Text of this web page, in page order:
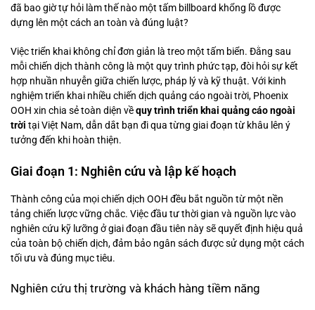
đã bao giờ tự hỏi làm thế nào một tấm billboard khổng lồ được
dựng lên một cách an toàn và đúng luật?
Việc triển khai không chỉ đơn giản là treo một tấm biển. Đằng sau
mỗi chiến dịch thành công là một quy trình phức tạp, đòi hỏi sự kết
hợp nhuần nhuyễn giữa chiến lược, pháp lý và kỹ thuật. Với kinh
nghiệm triển khai nhiều chiến dịch quảng cáo ngoài trời, Phoenix
OOH xin chia sẻ toàn diện vềquy trình triển khai quảng cáo ngoài
trời tại Việt Nam, dẫn dắt bạn đi qua từng giai đoạn từ khâu lên ý
tưởng đến khi hoàn thiện.
Giai đoạn 1: Nghiên cứu và lập kế hoạch
Thành công của mọi chiến dịch OOH đều bắt nguồn từ một nền
tảng chiến lược vững chắc. Việc đầu tư thời gian và nguồn lực vào
nghiên cứu kỹ lưỡng ở giai đoạn đầu tiên này sẽ quyết định hiệu quả
của toàn bộ chiến dịch, đảm bảo ngân sách được sử dụng một cách
tối ưu và đúng mục tiêu.
Nghiên cứu thị trường và khách hàng tiềm năng